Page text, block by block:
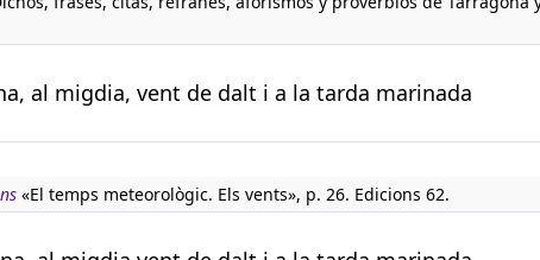
al migdia, vent de dalt i a la tarda marinada
«El temps meteorològic. Els vents», p. 26. Edicions 62.